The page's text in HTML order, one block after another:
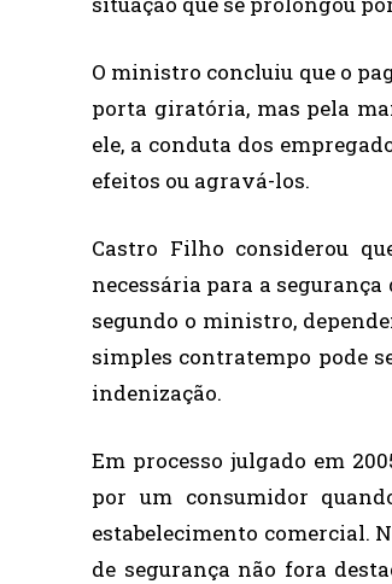
O ministro concluiu que o
porta giratória, mas pela
ele, a conduta dos
efeitos ou agravá-los.
Castro Filho considerou
necessária para a segurança
segundo o ministro,
simples contratempo pode
indenização.
Em processo julgado em
por um consumidor
estabelecimento comercial.
de segurança não fora